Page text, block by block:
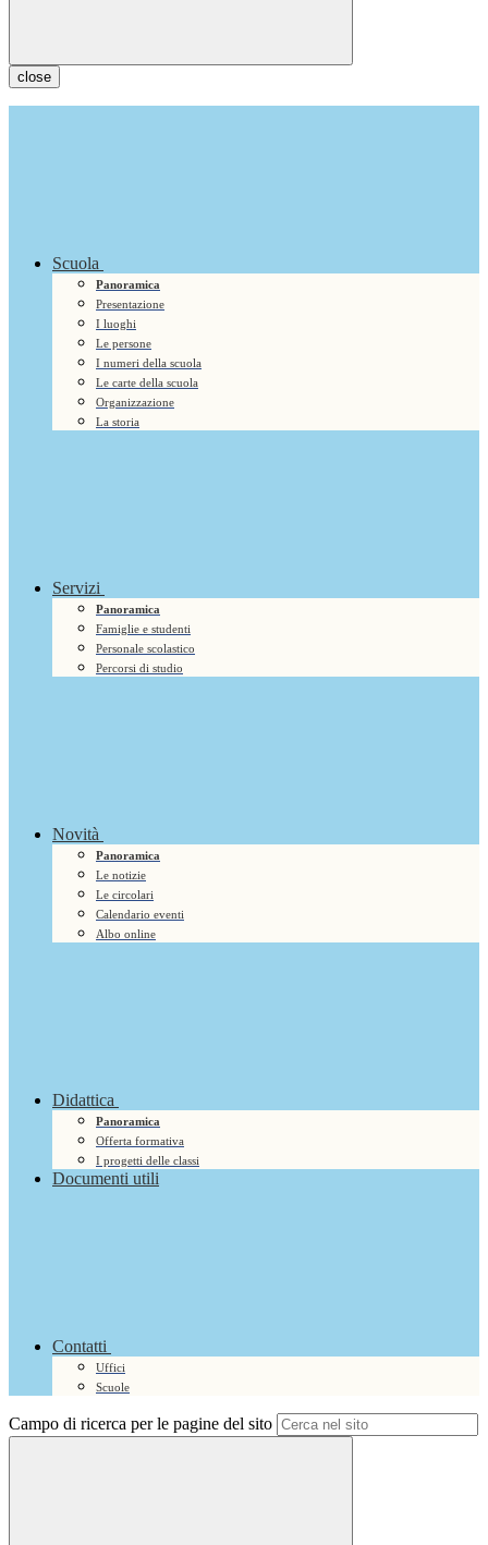
close
Scuola
Panoramica
Presentazione
I luoghi
Le persone
I numeri della scuola
Le carte della scuola
Organizzazione
La storia
Servizi
Panoramica
Famiglie e studenti
Personale scolastico
Percorsi di studio
Novità
Panoramica
Le notizie
Le circolari
Calendario eventi
Albo online
Didattica
Panoramica
Offerta formativa
I progetti delle classi
Documenti utili
Contatti
Uffici
Scuole
Campo di ricerca per le pagine del sito